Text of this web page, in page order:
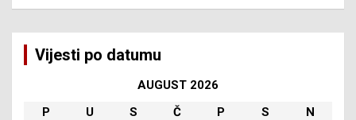
Vijesti po datumu
AUGUST 2026
P
U S Č P S
N